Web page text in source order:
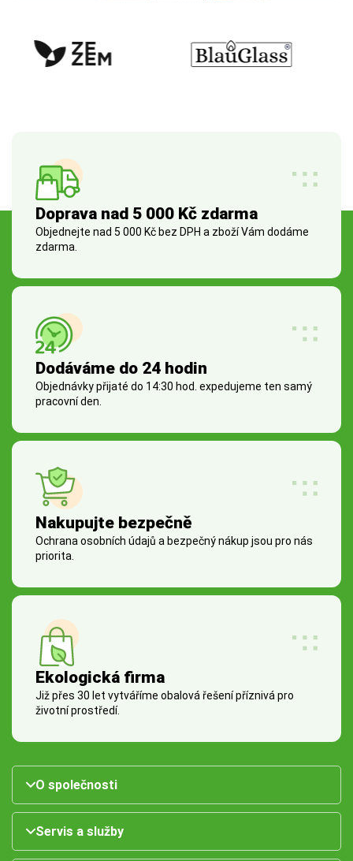
Doprava nad 5 000 Kč zdarma
Objednejte nad 5 000 Kč bez DPH a zboží Vám dodáme
zdarma.
Dodáváme do 24 hodin
Objednávky přijaté do 14:30 hod. expedujeme ten samý
pracovní den.
Nakupujte bezpečně
Ochrana osobních údajů a bezpečný nákup jsou pro nás
priorita.
Ekologická firma
Již přes 30 let vytváříme obalová řešení příznivá pro
životní prostředí.
O společnosti
Servis a služby